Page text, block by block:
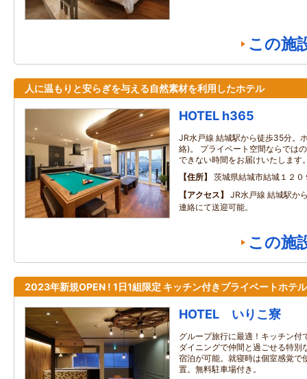
この施
人に温もりと安らぎを与える自然素材を利用したホテル
HOTEL h365
JR水戸線 結城駅から徒歩35分。
絡)。 プライベート空間ならでは
できない時間をお届けいたします
住所
茨城県結城市結城１２０
アクセス
JR水戸線 結城駅か
連絡にて送迎可能。
この施
2023年新規OPEN ! 1日1組限定 キッチン付きプライベートホテル
HOTEL いりこ寮
グループ旅行に最適！キッチン付
ダイニングで仲間と過ごせる特別
宿泊が可能。就寝時は個室感覚で
置。無料駐車場付き。